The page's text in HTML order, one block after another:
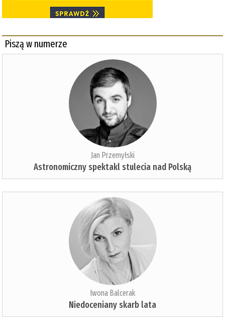
Piszą w numerze
Jan Przemyłski
Astronomiczny spektakl stulecia nad Polską
Iwona Balcerak
Niedoceniany skarb lata